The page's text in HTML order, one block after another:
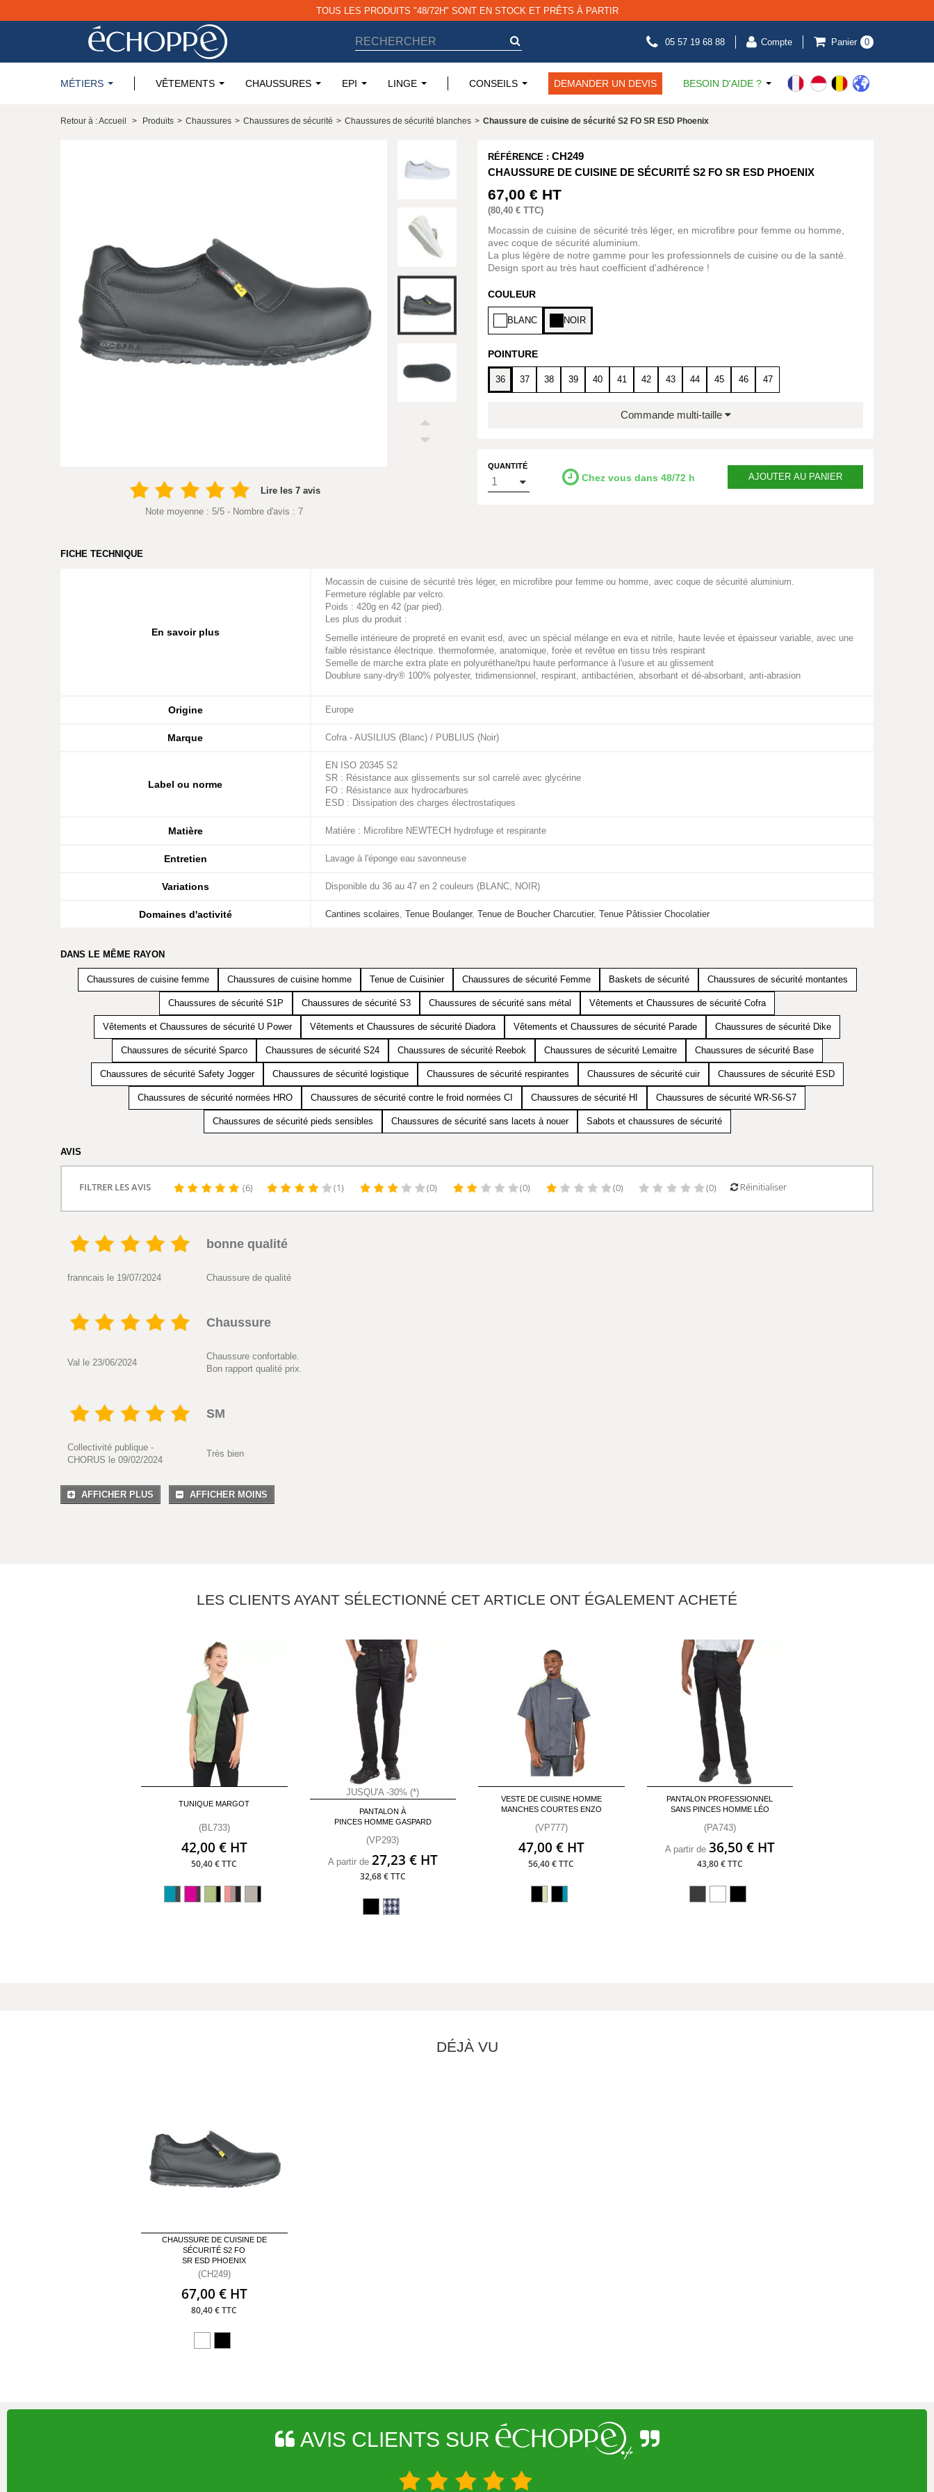
05 57 19 68 88 Compte Panier 0
MÉTIERS VÊTEMENTS CHAUSSURES EPI LINGE CONSEILS DEMANDER UN DEVIS BESOIN D'AIDE ?
Retour à : Accueil > Produits > Chaussures > Chaussures de sécurité > Chaussures de sécurité blanches > Chaussure de cuisine de sécurité S2 FO SR ESD Phoenix
Lire les 7 avis
Note moyenne : 5/5- Nombre d'avis : 7
RÉFÉRENCE : CH249
CHAUSSURE DE CUISINE DE SÉCURITÉ S2 FO SR ESD PHOENIX
67,00 € HT
(80,40 € TTC)
Mocassin de cuisine de sécurité très léger, en microfibre pour femme ou homme,
avec coque de sécurité aluminium.
La plus légère de notre gamme pour les professionnels de cuisine ou de la santé.
Design sport au très haut coefficient d'adhérence !
COULEUR
BLANC NOIR
POINTURE
36 37 38 39 40 41 42 43 44 45 46 47
Commande multi-taille
QUANTITÉ
Chez vous dans 48/72 h AJOUTER AU PANIER
FICHE TECHNIQUE
En savoir plus
Mocassin de cuisine de sécurité très léger, en microfibre pour femme ou homme, avec coque de sécurité aluminium.
Fermeture réglable par velcro.
Poids : 420g en 42 (par pied).
Les plus du produit :
Semelle intérieure de propreté en evanit esd, avec un spécial mélange en eva et nitrile, haute levée et épaisseur variable, avec une
faible résistance électrique. thermoformée, anatomique, forée et revêtue en tissu très respirant
Semelle de marche extra plate en polyuréthane/tpu haute performance à l'usure et au glissement
Doublure sany-dry® 100% polyester, tridimensionnel, respirant, antibactérien, absorbant et dé-absorbant, anti-abrasion
Origine Europe
Marque Cofra - AUSILIUS (Blanc) / PUBLIUS (Noir)
Label ou norme
EN ISO 20345 S2
SR : Résistance aux glissements sur sol carrelé avec glycérine
FO : Résistance aux hydrocarbures
ESD : Dissipation des charges électrostatiques
Matière Matière : Microfibre NEWTECH hydrofuge et respirante
Entretien Lavage à l'éponge eau savonneuse
Variations Disponible du 36 au 47 en 2 couleurs (BLANC, NOIR)
Domaines d'activité Cantines scolaires, Tenue Boulanger, Tenue de Boucher Charcutier, Tenue Pâtissier Chocolatier
DANS LE MÊME RAYON
Chaussures de cuisine femme Chaussures de cuisine homme Tenue de Cuisinier Chaussures de sécurité Femme Baskets de sécurité Chaussures de sécurité montantes
Chaussures de sécurité S1P Chaussures de sécurité S3 Chaussures de sécurité sans métal Vêtements et Chaussures de sécurité Cofra
Vêtements et Chaussures de sécurité U Power Vêtements et Chaussures de sécurité Diadora Vêtements et Chaussures de sécurité Parade Chaussures de sécurité Dike
Chaussures de sécurité Sparco Chaussures de sécurité S24 Chaussures de sécurité Reebok Chaussures de sécurité Lemaitre Chaussures de sécurité Base
Chaussures de sécurité Safety Jogger Chaussures de sécurité logistique Chaussures de sécurité respirantes Chaussures de sécurité cuir Chaussures de sécurité ESD
Chaussures de sécurité normées HRO Chaussures de sécurité contre le froid normées CI Chaussures de sécurité HI Chaussures de sécurité WR-S6-S7
Chaussures de sécurité pieds sensibles Chaussures de sécurité sans lacets à nouer Sabots et chaussures de sécurité
AVIS
FILTRER LES AVIS (6) (1) (0) (0) (0) (0) Réinitialiser
bonne qualité
franncais le 19/07/2024 Chaussure de qualité
Chaussure
Val le 23/06/2024
Chaussure confortable.
Bon rapport qualité prix.
SM
Collectivité publique -
CHORUS le 09/02/2024
Très bien
AFFICHER PLUS AFFICHER MOINS
LES CLIENTS AYANT SÉLECTIONNÉ CET ARTICLE ONT ÉGALEMENT ACHETÉ
TUNIQUE MARGOT
(BL733)
42,00 € HT
50,40 € TTC
JUSQU'A -30% (*)
PANTALON À
PINCES HOMME GASPARD
(VP293)
A partir de 27,23 € HT
32,68 € TTC
VESTE DE CUISINE HOMME
MANCHES COURTES ENZO
(VP777)
47,00 € HT
56,40 € TTC
PANTALON PROFESSIONNEL
SANS PINCES HOMME LÉO
(PA743)
A partir de 36,50 € HT
43,80 € TTC
DÉJÀ VU
CHAUSSURE DE CUISINE DE
SÉCURITÉ S2 FO
SR ESD PHOENIX
(CH249)
67,00 € HT
80,40 € TTC
AVIS CLIENTS SUR